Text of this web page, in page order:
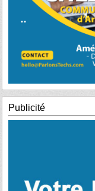
Publicité